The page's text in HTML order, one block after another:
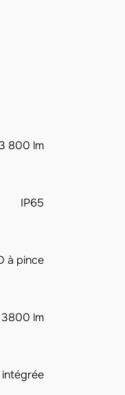
800 lm
IP65
à pince
3800 lm
intégrée